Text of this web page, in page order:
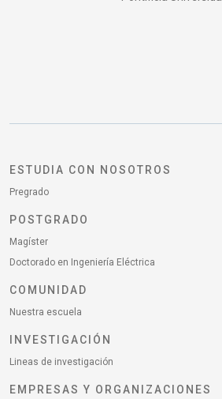
ESTUDIA CON NOSOTROS
Pregrado
POSTGRADO
Magíster
Doctorado en Ingeniería Eléctrica
COMUNIDAD
Nuestra escuela
INVESTIGACIÓN
Lineas de investigación
EMPRESAS Y ORGANIZACIONES